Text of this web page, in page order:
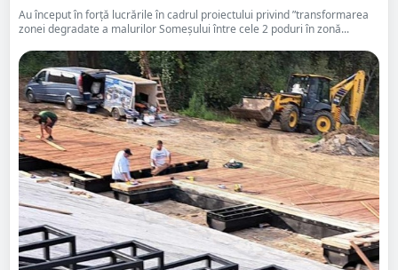
Au început în forță lucrările în cadrul proiectului privind ”transformarea
zonei degradate a malurilor Someşului între cele 2 poduri în zonă...